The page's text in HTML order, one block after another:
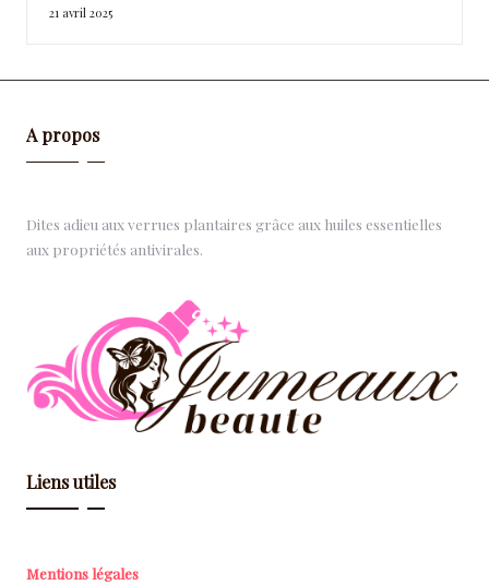
21 avril 2025
A propos
Dites adieu aux verrues plantaires grâce aux huiles essentielles
aux propriétés antivirales.
Liens utiles
Mentions légales